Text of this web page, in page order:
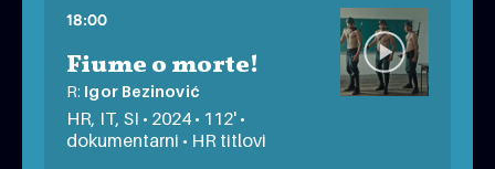
18:00
Fiume o morte!
R: Igor Bezinović
HR, IT, SI • 2024 • 112' •
dokumentarni • HR titlovi